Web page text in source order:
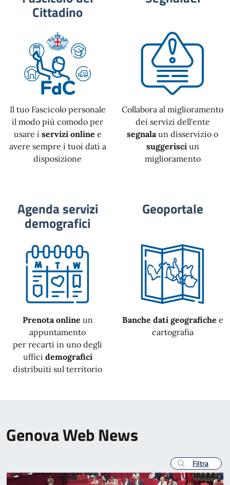
Cittadino
Il tuo Fascicolo personale
il modo più comodo per
usare i servizi online e
avere sempre i tuoi dati a
disposizione
Collabora al miglioramento
dei servizi dell'ente
segnala un disservizio o
suggerisciun
miglioramento
Agenda servizi
demografici
Prenota online un
appuntamento
per recarti in uno degli
uffici demografici
distribuiti sul territorio
Geoportale
Banche dati geografiche e
cartografia
Genova Web News
Filtra